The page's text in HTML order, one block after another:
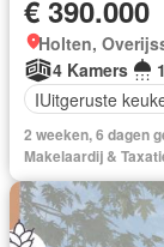
€ 390.000
Holten,
4 Kamers
IUitgeruste
2 weeken, 6 dagen
Makelaardij &